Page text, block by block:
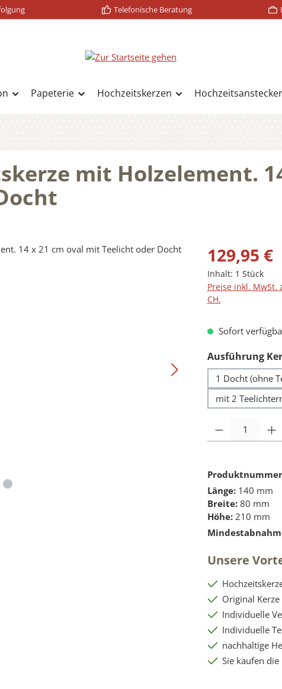
Telefonische Beratung
Papeterie Hochzeitskerzen Hochzeitsanstecker
mit Holzelement.
Regulärer Preis:
129,95 €
Inhalt: 1 Stück
Preise inkl. MwSt.
CH.
Sofort
Ausführung
1 Docht (ohne
mit 2
Produkt Anzahl:
Länge: 140 mm
Breite: 80 mm
Höhe: 210 mm
Unsere
Original
Individuelle
Individuelle
nachhaltige
Sie kaufen die